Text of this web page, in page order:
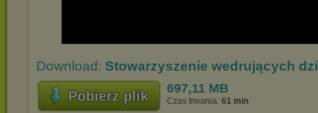
Download: Stowarzyszenie wedrujących
Pobierz plik 697,11 MB
Czas trwania: 61 min